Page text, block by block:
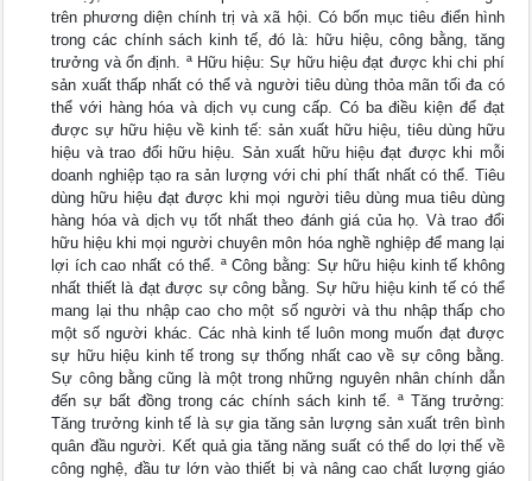
trên phương diện chính trị và xã hội. Có bốn mục tiêu điển hình
trong các chính sách kinh tế, đó là: hữu hiệu, công bằng, tăng
trưởng và ổn định. ª Hữu hiệu: Sự hữu hiệu đạt được khi chi phí
sản xuất thấp nhất có thể và người tiêu dùng thỏa mãn tối đa có
thể với hàng hóa và dịch vụ cung cấp. Có ba điều kiện để đạt
được sự hữu hiệu về kinh tế: sản xuất hữu hiệu, tiêu dùng hữu
hiệu và trao đổi hữu hiệu. Sản xuất hữu hiệu đạt được khi mỗi
doanh nghiệp tạo ra sản lượng với chi phí thất nhất có thể. Tiêu
dùng hữu hiệu đạt được khi mọi người tiêu dùng mua tiêu dùng
hàng hóa và dịch vụ tốt nhất theo đánh giá của họ. Và trao đổi
hữu hiệu khi mọi người chuyên môn hóa nghề nghiệp để mang lại
lợi ích cao nhất có thể. ª Công bằng: Sự hữu hiệu kinh tế không
nhất thiết là đạt được sự công bằng. Sự hữu hiệu kinh tế có thể
mang lại thu nhập cao cho một số người và thu nhập thấp cho
một số người khác. Các nhà kinh tế luôn mong muốn đạt được
sự hữu hiệu kinh tế trong sự thống nhất cao về sự công bằng.
Sự công bằng cũng là một trong những nguyên nhân chính dẫn
đến sự bất đồng trong các chính sách kinh tế. ª Tăng trưởng:
Tăng trưởng kinh tế là sự gia tăng sản lượng sản xuất trên bình
quân đầu người. Kết quả gia tăng năng suất có thể do lợi thế về
công nghệ, đầu tư lớn vào thiết bị và nâng cao chất lượng giáo